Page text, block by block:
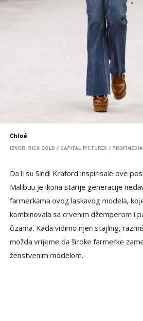
Chloé
IZVOR: RICK GOLD / CAPITAL PICTURES / PROFIMEDIA
Da li su Sindi Kraford inspirisale ove
Malibuu je ikona starije generacije
farmerkama ovog laskavog modela,
kombinovala sa crvenim džemperom i
čizama. Kada vidimo njen stajling,
možda vrijeme da široke farmerke
ženstvenim modelom.